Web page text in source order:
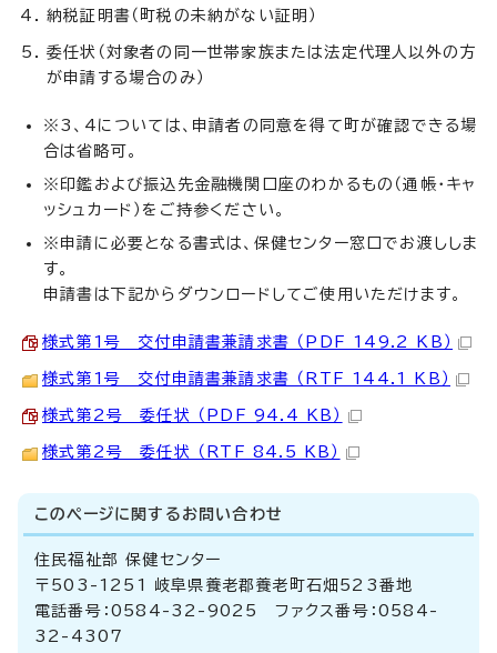
納税証明書（町税の未納がない証明）
委任状（対象者の同一世帯家族または法定代理人以外の方
が申請する場合のみ）
※3、4については、申請者の同意を得て町が確認できる場
合は省略可。
※印鑑および振込先金融機関口座のわかるもの（通帳・キャ
ッシュカード）をご持参ください。
※申請に必要となる書式は、保健センター窓口でお渡ししま
す。
申請書は下記からダウンロードしてご使用いただけます。
様式第1号 交付申請書兼請求書 （PDF 149.2 KB）
様式第1号 交付申請書兼請求書 （RTF 144.1 KB）
様式第2号 委任状 （PDF 94.4 KB）
様式第2号 委任状 （RTF 84.5 KB）
このページに関する お問い合わせ
住民福祉部 保健センター
〒503-1251 岐阜県養老郡養老町石畑523番地
電話番号：0584-32-9025 ファクス番号：0584-
32-4307